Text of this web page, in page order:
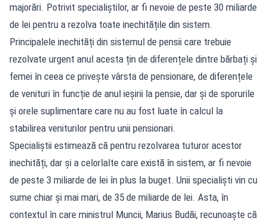
majorări. Potrivit specialiștilor, ar fi nevoie de peste 30 miliarde
de lei pentru a rezolva toate inechitățile din sistem.
Principalele inechități din sistemul de pensii care trebuie
rezolvate urgent anul acesta țin de diferențele dintre bărbați și
femei în ceea ce privește vârsta de pensionare, de diferențele
de venituri în funcție de anul ieșirii la pensie, dar și de sporurile
și orele suplimentare care nu au fost luate în calcul la
stabilirea veniturilor pentru unii pensionari.
Specialiștii estimează că pentru rezolvarea tuturor acestor
inechități, dar și a celorlalte care există în sistem, ar fi nevoie
de peste 3 miliarde de lei în plus la buget. Unii specialiști vin cu
sume chiar și mai mari, de 35 de miliarde de lei. Asta, în
contextul în care ministrul Muncii, Marius Budăi, recunoaște că